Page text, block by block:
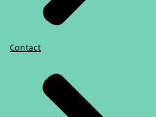
Contact